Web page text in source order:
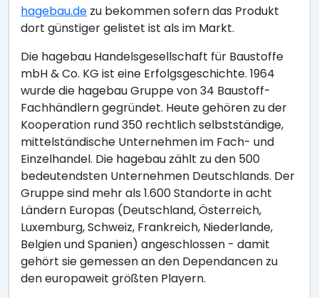
hagebau.de zu bekommen sofern das Produkt
dort günstiger gelistet ist als im Markt.
Die hagebau Handelsgesellschaft für Baustoffe
mbH & Co. KG ist eine Erfolgsgeschichte. 1964
wurde die hagebau Gruppe von 34 Baustoff-
Fachhändlern gegründet. Heute gehören zu der
Kooperation rund 350 rechtlich selbstständige,
mittelständische Unternehmen im Fach- und
Einzelhandel. Die hagebau zählt zu den 500
bedeutendsten Unternehmen Deutschlands. Der
Gruppe sind mehr als 1.600 Standorte in acht
Ländern Europas (Deutschland, Österreich,
Luxemburg, Schweiz, Frankreich, Niederlande,
Belgien und Spanien) angeschlossen - damit
gehört sie gemessen an den Dependancen zu
den europaweit größten Playern.